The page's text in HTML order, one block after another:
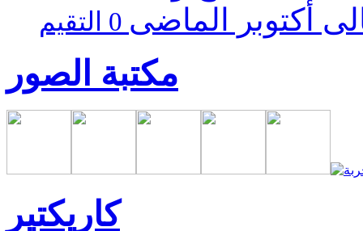
أكتوبر الماضى
مكتبة الصور
كاريكتير